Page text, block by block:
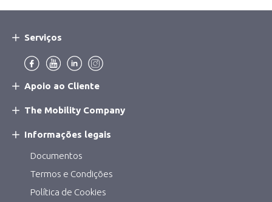
Main
Menu:
Serviços
Apoio ao Cliente
The Mobility Company
Informações legais
Documentos
Termos e Condições
Política de Cookies